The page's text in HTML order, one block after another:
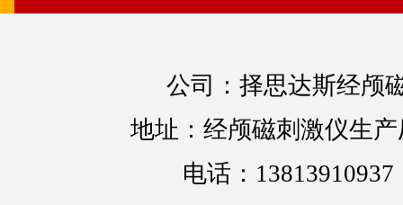
公司：择思达斯经颅
地址：经颅磁刺激仪生产
电话：13813910937